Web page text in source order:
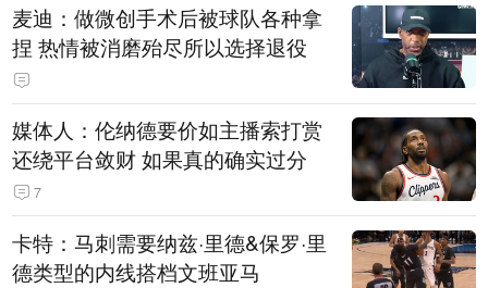
麦迪：做微创手术后被球队各种拿
捏 热情被消磨殆尽所以选择退役
媒体人：伦纳德要价如主播索打赏
还绕平台敛财 如果真的确实过分
7
卡特：马刺需要纳兹·里德&保罗·里
德类型的内线搭档文班亚马